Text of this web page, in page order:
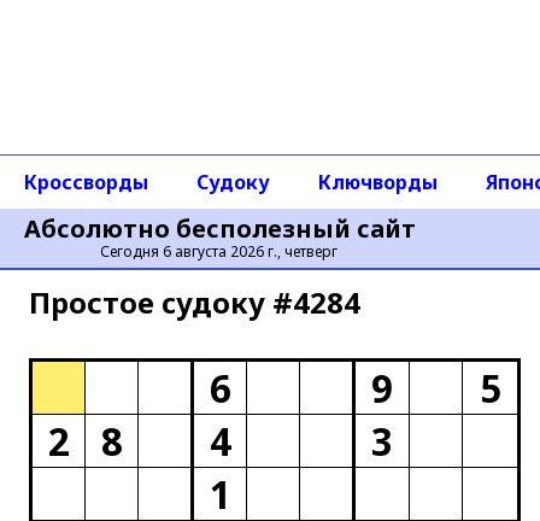
Абсолютно бесполезный сайт
Сегодня 6 августа 2026 г., четверг
Кроссворды Судоку Ключворды
Простое cудоку #4284
6 9
5
2
8 4
3
1